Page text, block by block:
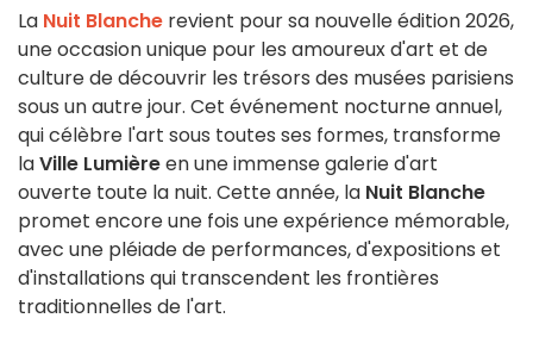
La Nuit Blanche revient pour sa nouvelle édition 2026,
une occasion unique pour les amoureux d'art et de
culture de découvrir les trésors des musées parisiens
sous un autre jour. Cet événement nocturne annuel,
qui célèbre l'art sous toutes ses formes, transforme
laVille Lumièreen une immense galerie d'art
ouverte toute la nuit. Cette année, la Nuit Blanche
promet encore une fois une expérience mémorable,
avec une pléiade de performances, d'expositions et
d'installations qui transcendent les frontières
traditionnelles de l'art.